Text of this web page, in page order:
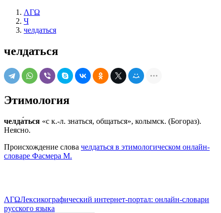
ΛΓΩ
Ч
челдаться
челдаться
Этимология
челда́ться «с к.-л. знаться, общаться», колымск. (Богораз).
Неясно.
Происхождение слова челдаться в этимологическом онлайн-
словаре Фасмера М.
ΛΓΩЛексикографический интернет-портал: онлайн-словари
русского языка